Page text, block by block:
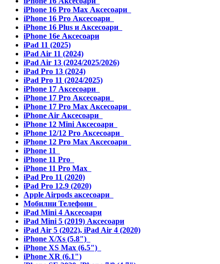
iPhone 16 Pro Max Аксесоари
iPhone 16 Pro Аксесоари
iPhone 16 Plus и Аксесоари
iPhone 16e Аксесоари
iPad 11 (2025)
iPad Air 11 (2024)
iPad Air 13 (2024/2025/2026)
iPad Pro 13 (2024)
iPad Pro 11 (2024/2025)
iPhone 17 Аксесоари
iPhone 17 Pro Аксесоари
iPhone 17 Pro Max Аксесоари
iPhone Air Аксесоари
iPhone 12 Mini Аксесоари
iPhone 12/12 Pro Аксесоари
iPhone 12 Pro Max Аксесоари
iPhone 11
iPhone 11 Pro
iPhone 11 Pro Max
iPad Pro 11 (2020)
iPad Pro 12.9 (2020)
Apple Airpods аксесоари
Мобилни Телефони
iPad Mini 4 Аксесоари
iPad Mini 5 (2019) Аксесоари
iPad Air 5 (2022), iPad Air 4 (2020)
iPhone X/Xs (5.8")
iPhone XS Max (6.5")
iPhone XR (6.1")